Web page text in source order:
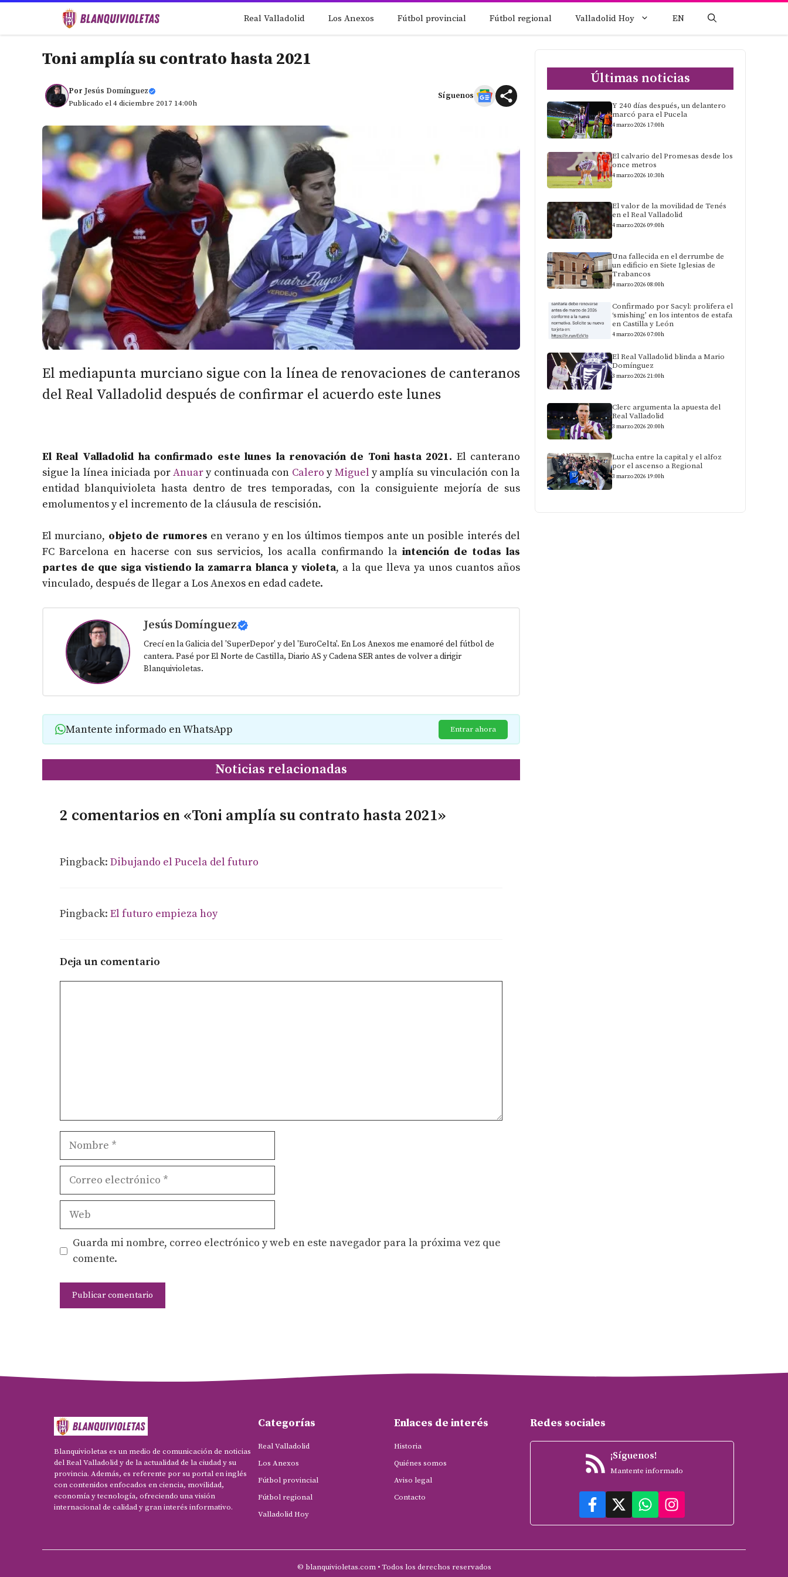
Real Valladolid Los Anexos Fútbol provincial Fútbol regional Valladolid Hoy EN
Toni amplía su contrato hasta 2021
Por Jesús Domínguez
Publicado el 4 diciembre 2017 14:00h
Síguenos
El mediapunta murciano sigue con la línea de renovaciones de canteranos
del Real Valladolid después de confirmar el acuerdo este lunes
El Real Valladolid ha confirmado este lunes la renovación de Toni hasta 2021. El canterano
sigue la línea iniciada porAnuary continuada con Calero yMiguel y amplía su vinculación con la
entidad blanquivioleta hasta dentro de tres temporadas, con la consiguiente mejoría de sus
emolumentos y el incremento de la cláusula de rescisión.
El murciano, objeto de rumores en verano y en los últimos tiempos ante un posible interés del
FC Barcelona en hacerse con sus servicios, los acalla confirmando la intención de todas las
partes de que siga vistiendo la zamarra blanca y violeta, a la que lleva ya unos cuantos años
vinculado, después de llegar a Los Anexos en edad cadete.
Jesús Domínguez
Crecí en la Galicia del 'SuperDepor' y del 'EuroCelta'. En Los Anexos me enamoré del fútbol de
cantera. Pasé por El Norte de Castilla, Diario AS y Cadena SER antes de volver a dirigir
Blanquivioletas.
Mantente informado en WhatsApp Entrar ahora
Noticias relacionadas
2 comentarios en «Toni amplía su contrato hasta 2021»
Pingback: Dibujando el Pucela del futuro
Pingback: El futuro empieza hoy
Deja un comentario
Nombre
Correo
Web
Guarda mi nombre, correo electrónico y web en este navegador para la próxima vez que
comente.
Últimas noticias
Y 240 días después, un delantero
marcó para el Pucela
4 marzo 2026 17:00h
El calvario del Promesas desde los
once metros
4 marzo 2026 10:30h
El valor de la movilidad de Tenés
en el Real Valladolid
4 marzo 2026 09:00h
Una fallecida en el derrumbe de
un edificio en Siete Iglesias de
Trabancos
4 marzo 2026 08:00h
Confirmado por Sacyl: prolifera el
‘smishing’ en los intentos de estafa
en Castilla y León
4 marzo 2026 07:00h
El Real Valladolid blinda a Mario
Domínguez
3 marzo 2026 21:00h
Clerc argumenta la apuesta del
Real Valladolid
3 marzo 2026 20:00h
Lucha entre la capital y el alfoz
por el ascenso a Regional
3 marzo 2026 19:00h
Blanquivioletas es un medio de comunicación de noticias
del Real Valladolid y de la actualidad de la ciudad y su
provincia. Además, es referente por su portal en inglés
con contenidos enfocados en ciencia, movilidad,
economía y tecnología, ofreciendo una visión
internacional de calidad y gran interés informativo.
Categorías
Real Valladolid
Los Anexos
Fútbol provincial
Fútbol regional
Valladolid Hoy
Enlaces de interés
Historia
Quiénes somos
Aviso legal
Contacto
Redes sociales
¡Síguenos!
Mantente informado
© blanquivioletas.com • Todos los derechos reservados